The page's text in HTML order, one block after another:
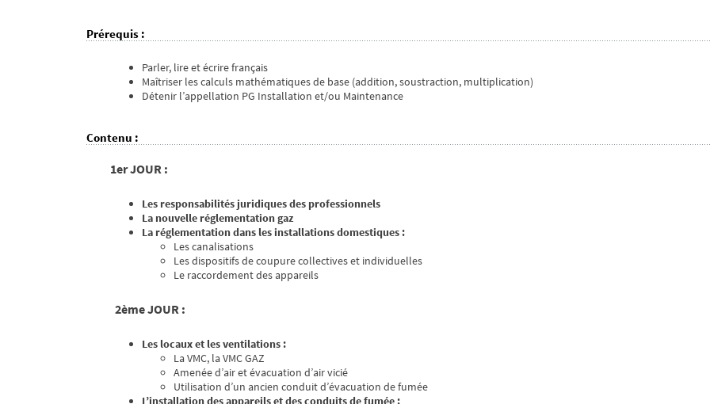
Prérequis :
Parler, lire et écrire français
Maîtriser les calculs mathématiques de base (addition, soustraction, multiplication)
Détenir l’appellation PG Installation et/ou Maintenance
Contenu :
1er JOUR :
Les responsabilités juridiques des professionnels
La nouvelle réglementation gaz
La réglementation dans les installations domestiques :
Les canalisations
Les dispositifs de coupure collectives et individuelles
Le raccordement des appareils
2ème JOUR :
Les locaux et les ventilations :
La VMC, la VMC GAZ
Amenée d’air et évacuation d’air vicié
Utilisation d’un ancien conduit d’évacuation de fumée